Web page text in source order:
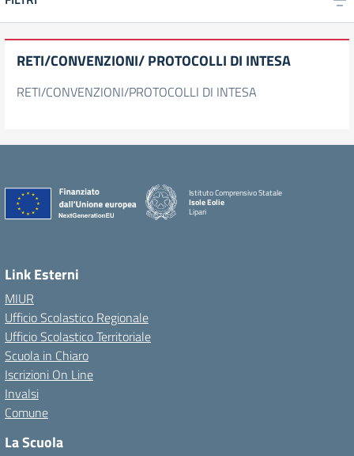
RETI/CONVENZIONI/ PROTOCOLLI DI INTESA
RETI/CONVENZIONI/PROTOCOLLI DI INTESA
Istituto Comprensivo Statale
Isole Eolie
Lipari
Link Esterni
MIUR
Ufficio Scolastico Regionale
Ufficio Scolastico Territoriale
Scuola in Chiaro
Iscrizioni On Line
Invalsi
Comune
La Scuola